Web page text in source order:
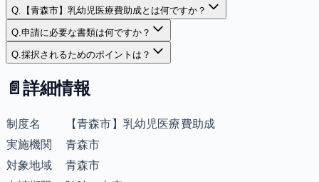
Q. 【青森市】乳幼児医療費助成とは何ですか？
Q.申請に必要な書類は何ですか？
Q.採択されるためのポイントは？
📄 詳細情報
制度名
【青森市】乳幼児医療費助成
実施機関
青森市
対象地域
青森市